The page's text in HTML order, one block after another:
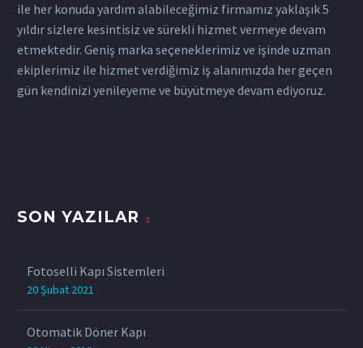
ile her konuda yardım alabileceğimiz firmamız yaklaşık 5
yıldır sizlere kesintisiz ve sürekli hizmet vermeye devam
etmektedir. Geniş marka seçeneklerimiz ve işinde uzman
ekiplerimiz ile hizmet verdiğimiz iş alanımızda her geçen
gün kendinizi yenileyeme ve büyütmeye devam ediyoruz.
SON YAZILAR
Fotoselli Kapı Sistemleri
20 Şubat 2021
Otomatik Döner Kapı